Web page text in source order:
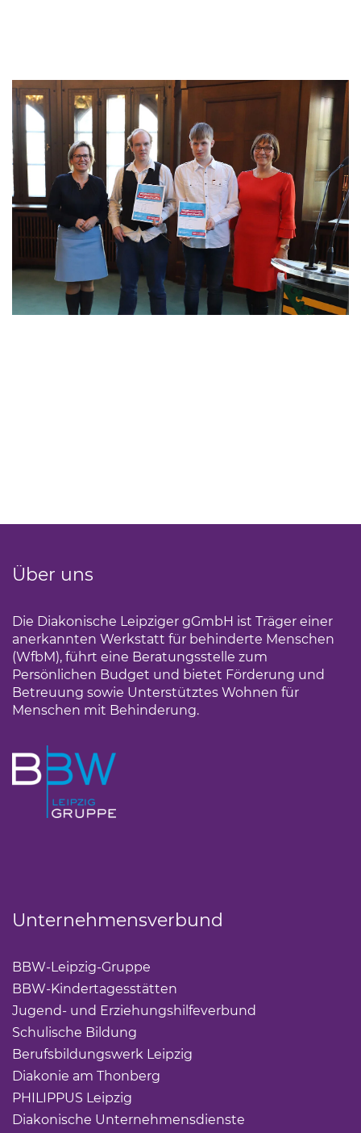
Über uns
Die Diakonische Leipziger gGmbH ist Träger einer
anerkannten Werkstatt für behinderte Menschen
(WfbM), führt eine Beratungsstelle zum
Persönlichen Budget und bietet Förderung und
Betreuung sowie Unterstütztes Wohnen für
Menschen mit Behinderung.
Unternehmensverbund
BBW-Leipzig-Gruppe
BBW-Kindertagesstätten
Jugend- und Erziehungshilfeverbund
Schulische Bildung
Berufsbildungswerk Leipzig
Diakonie am Thonberg
PHILIPPUS Leipzig
Diakonische Unternehmensdienste